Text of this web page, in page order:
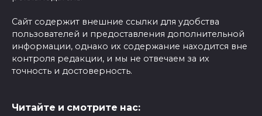
Сайт содержит внешние ссылки для удобства
пользователей и предоставления дополнительной
информации, однако их содержание находится вне
контроля редакции, и мы не отвечаем за их
точность и достоверность.
Читайте и смотрите нас: